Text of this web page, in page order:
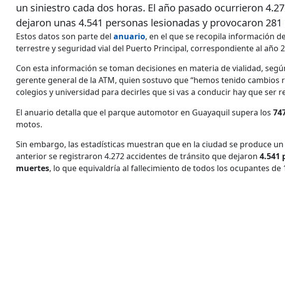
un siniestro cada dos horas. El año pasado ocurrieron
dejaron unas 4.541 personas lesionadas y provocaron
Estos datos son parte del anuario, en el que se recopila información
terrestre y seguridad vial del Puerto Principal, correspondiente al año
Con esta información se toman decisiones en materia de vialidad,
gerente general de la ATM, quien sostuvo que “hemos tenido cambios
colegios y universidad para decirles que si vas a conducir hay que ser
El anuario detalla que el parque automotor en Guayaquil supera los
motos.
Sin embargo, las estadísticas muestran que en la ciudad se produce
anterior se registraron 4.272 accidentes de tránsito que dejaron 4.541
muertes, lo que equivaldría al fallecimiento de todos los ocupantes de